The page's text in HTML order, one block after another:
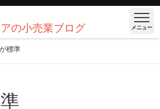
の小売業ブログ メニュー
標準